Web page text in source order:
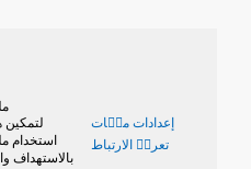
لتمكين
استخدام
بالاستهداف
إعدادات ملٝات
تعريٝ الارتباط